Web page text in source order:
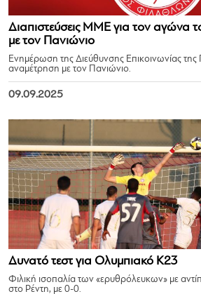
Διαπιστεύσεις ΜΜΕ για τον αγώνα
με τον Πανιώνιο
Ενημέρωση της Διεύθυνσης Επικοινωνίας
αναμέτρηση με τον Πανιώνιο.
09.09.2025
Δυνατό τεστ για Ολυμπιακό Κ23
Φιλική ισοπαλία των «ερυθρόλευκων» με
στο Ρέντη, με 0-0.